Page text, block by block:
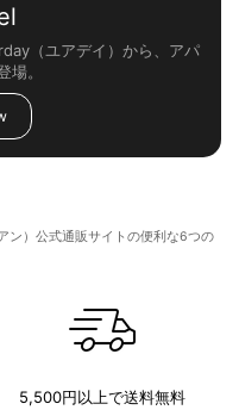
（ユアデイ）から、アパ
場。
ン）公式通販サイトの便利な6つの
5,500円以上で送料無料